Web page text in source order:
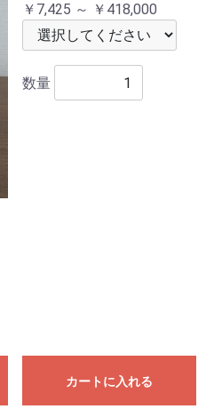
￥7,425 ～ ￥418,000
数量
カートに入れる